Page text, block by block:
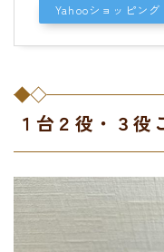
Yahooショッピング
１台２役・３役